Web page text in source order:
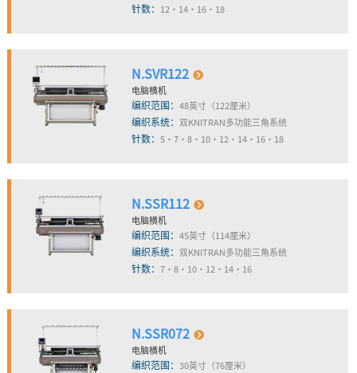
针数： 12・14・16・18
N.SVR122
电脑横机
编织范围： 48英寸（122厘米）
编织系统： 双KNITRAN多功能三角系统
针数： 5・7・8・10・12・14・16・18
N.SSR112
电脑横机
编织范围： 45英寸（114厘米）
编织系统： 双KNITRAN多功能三角系统
针数： 7・8・10・12・14・16
N.SSR072
电脑横机
编织范围： 30英寸（76厘米）